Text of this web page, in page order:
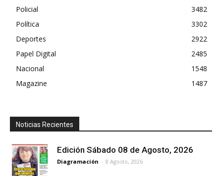
Policial
3482
Política
3302
Deportes
2922
Papel Digital
2485
Nacional
1548
Magazine
1487
Noticias Recientes
Edición Sábado 08 de Agosto, 2026
Diagramación - 8 Agosto, 2026